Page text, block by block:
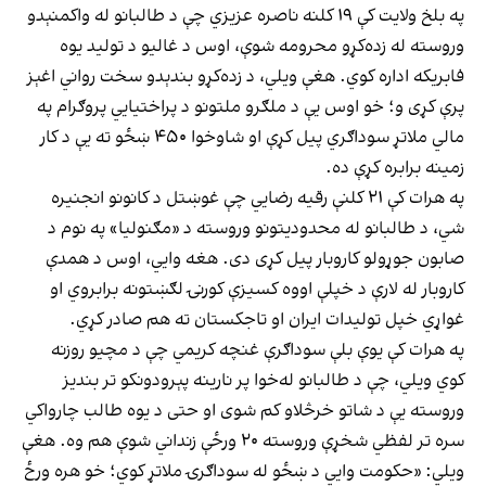
په بلخ ولایت کې ۱۹ کلنه ناصره عزیزي چې د طالبانو له واکمنېدو
وروسته له زده‌کړو محرومه شوې، اوس د غالیو د تولید یوه
فابریکه اداره کوي. هغې ویلي، د زده‌کړو بندېدو سخت رواني اغېز
پرې کړی و؛ خو اوس یې د ملګرو ملتونو د پراختیايي پروګرام په
مالي ملاتړ سوداګري پیل کړې او شاوخوا ۴۵۰ ښځو ته یې د کار
زمینه برابره کړې ده.
په هرات کې ۲۱ کلنې رقیه رضایي چې غوښتل د کانونو انجنیره
شي، د طالبانو له محدودیتونو وروسته د «مګنولیا» په نوم د
صابون جوړولو کاروبار پیل کړی دی. هغه وايي، اوس د همدې
کاروبار له لارې د خپلې اووه کسیزې کورنۍ لګښتونه برابروي او
غواړي خپل تولیدات ایران او تاجکستان ته هم صادر کړي.
په هرات کې یوې بلې سوداګرې غنچه کریمي چې د مچیو روزنه
کوي ویلي، چې د طالبانو له‌خوا پر نارینه پېرودونکو تر بندیز
وروسته یې د شاتو خرڅلاو کم شوی او حتی د یوه طالب چارواکي
سره تر لفظي شخړې وروسته ۲۰ ورځې زنداني شوې هم وه. هغې
ویلي: «حکومت وايي د ښځو له سوداګرۍ ملاتړ کوي؛ خو هره ورځ